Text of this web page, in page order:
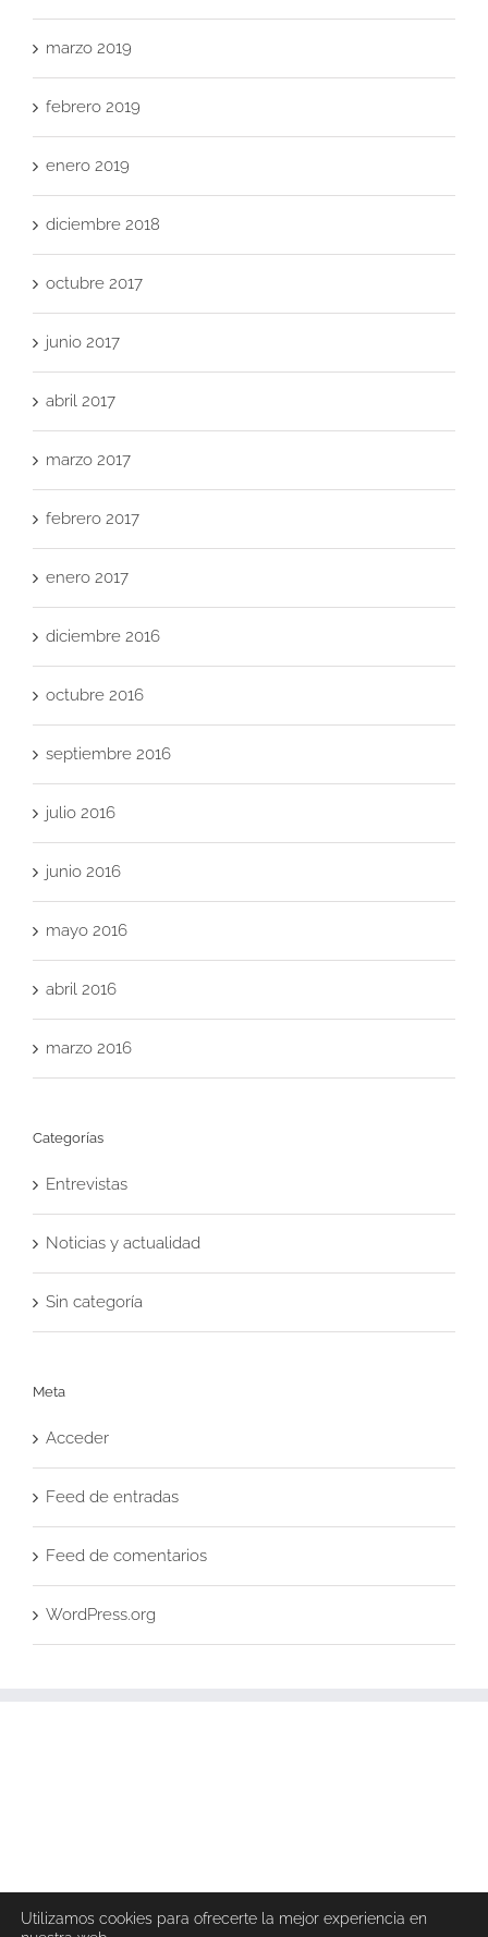
marzo 2019
febrero 2019
enero 2019
diciembre 2018
octubre 2017
junio 2017
abril 2017
marzo 2017
febrero 2017
enero 2017
diciembre 2016
octubre 2016
septiembre 2016
julio 2016
junio 2016
mayo 2016
abril 2016
marzo 2016
Categorías
Entrevistas
Noticias y actualidad
Sin categoría
Meta
Acceder
Feed de entradas
Feed de comentarios
WordPress.org
Utilizamos cookies para ofrecerte la mejor experiencia en